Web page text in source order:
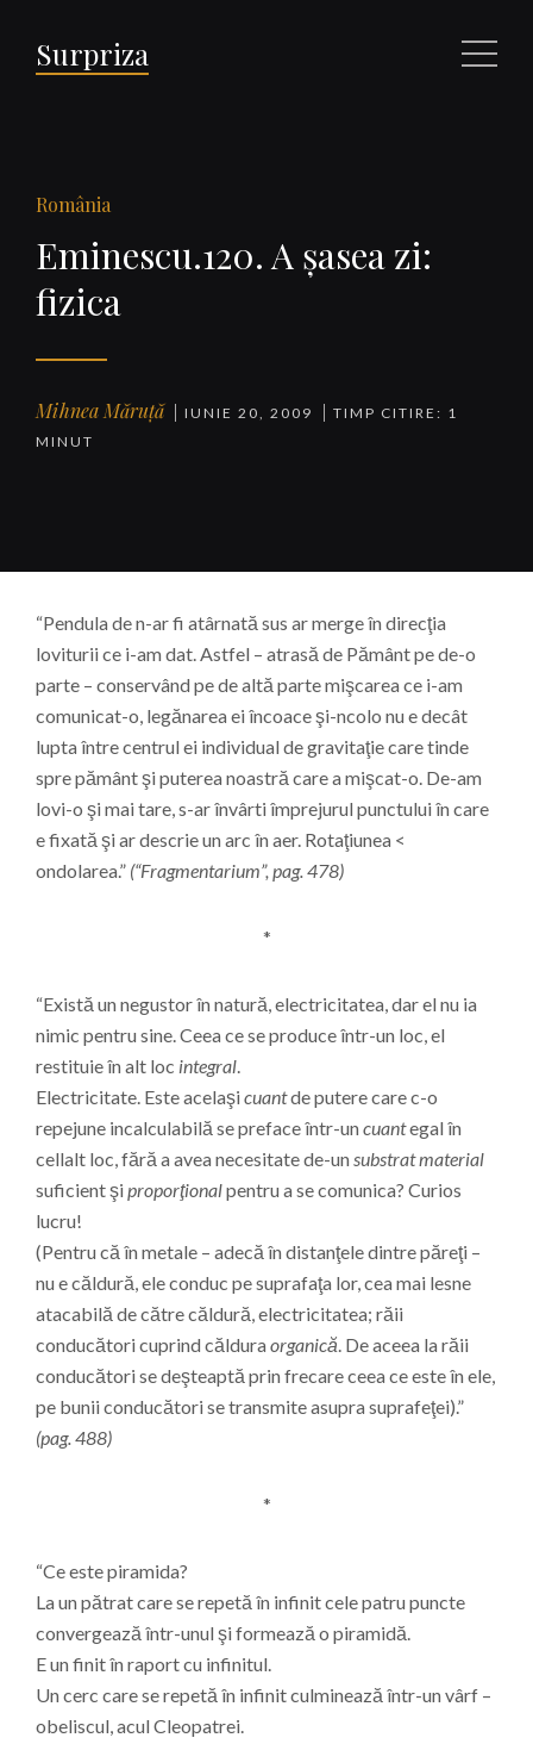
Surpriza Meniu
România
Eminescu.120. A şasea zi:
fizica
Mihnea Măruță IUNIE 20, 2009
TIMP CITIRE: 1
MINUT
“Pendula de n-ar fi atârnată sus ar merge în direcţia
loviturii ce i-am dat. Astfel – atrasă de Pământ pe de-o
parte – conservând pe de altă parte mişcarea ce i-am
comunicat-o, legănarea ei încoace şi-ncolo nu e decât
lupta între centrul ei individual de gravitaţie care tinde
spre pământ şi puterea noastră care a mişcat-o. De-am
lovi-o şi mai tare, s-ar învârti împrejurul punctului în care
e fixată şi ar descrie un arc în aer. Rotaţiunea <
ondolarea.” (“Fragmentarium”, pag. 478)
*
“Există un negustor în natură, electricitatea, dar el nu ia
nimic pentru sine. Ceea ce se produce într-un loc, el
restituie în alt loc integral.
Electricitate. Este acelaşi cuantde putere care c-o
repejune incalculabilă se preface într-un cuantegal în
cellalt loc, fără a avea necesitate de-un substrat material
suficient şi proporţionalpentru a se comunica? Curios
lucru!
(Pentru că în metale – adecă în distanţele dintre păreţi –
nu e căldură, ele conduc pe suprafaţa lor, cea mai lesne
atacabilă de către căldură, electricitatea; răii
conducători cuprind căldura organică. De aceea la răii
conducători se deşteaptă prin frecare ceea ce este în ele,
pe bunii conducători se transmite asupra suprafeţei).”
(pag. 488)
*
“Ce este piramida?
La un pătrat care se repetă în infinit cele patru puncte
convergează într-unul şi formează o piramidă.
E un finit în raport cu infinitul.
Un cerc care se repetă în infinit culminează într-un vârf –
obeliscul, acul Cleopatrei.